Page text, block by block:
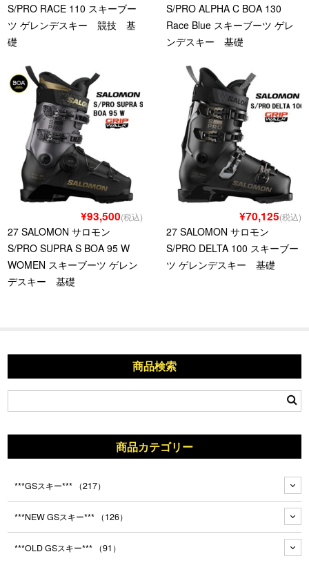
S/PRO RACE 110 スキーブー
ツ ゲレンデスキー 競技 基
礎
S/PRO ALPHA C BOA 130
Race Blue スキーブーツ ゲレ
ンデスキー 基礎
¥93,500(税込)
27 SALOMON サロモン
S/PRO SUPRA S BOA 95 W
WOMEN スキーブーツ ゲレン
デスキー 基礎
¥70,125(税込)
27 SALOMON サロモン
S/PRO DELTA 100 スキーブー
ツ ゲレンデスキー 基礎
商品検索
商品カテゴリー
***GSスキー*** （217）
***NEW GSスキー*** （126）
***OLD GSスキー*** （91）